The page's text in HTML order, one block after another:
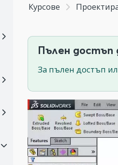
Курсове
Пълен достъп
За пълен достъп